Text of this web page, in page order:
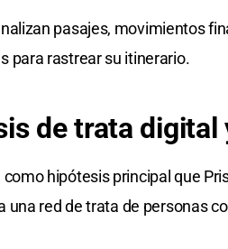
pasajes, movimientos
para rastrear su itinerario.
de trata
hipótesis principal que
una red de trata de personas